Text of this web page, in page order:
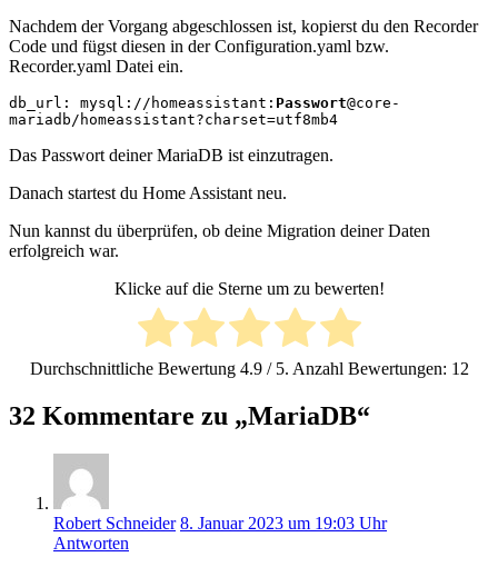
Nachdem der Vorgang abgeschlossen ist, kopierst du den Recorder
Code und fügst diesen in der Configuration.yaml bzw.
Recorder.yaml Datei ein.
db_url: mysql://homeassistant: Passwort@core-
mariadb/homeassistant?charset=utf8mb4
Das Passwort deiner MariaDB ist einzutragen.
Danach startest du Home Assistant neu.
Nun kannst du überprüfen, ob deine Migration deiner Daten
erfolgreich war.
Klicke auf die Sterne um zu bewerten!
Durchschnittliche Bewertung 4.9/ 5. Anzahl Bewertungen: 12
32 Kommentare zu „MariaDB“
Robert Schneider 8. Januar 2023 um 19:03 Uhr
Antworten